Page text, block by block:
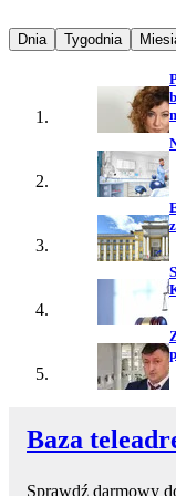
Najpopularniejsze
Dnia Tygodnia
Baza
Sprawdź darmowy